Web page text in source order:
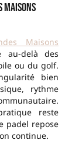
Maisons
au-delà des
ou du golf.
bien
rythme
reste
padel repose
continue.